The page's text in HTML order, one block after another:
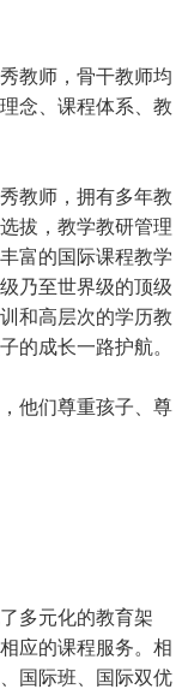
教师，骨干教师均
念、课程体系、教
教师，拥有多年教
拔，教学教研管理
富的国际课程教学
乃至世界级的顶级
和高层次的学历教
的成长一路护航。
他们尊重孩子、尊
多元化的教育架
应的课程服务。相
国际班、国际双优